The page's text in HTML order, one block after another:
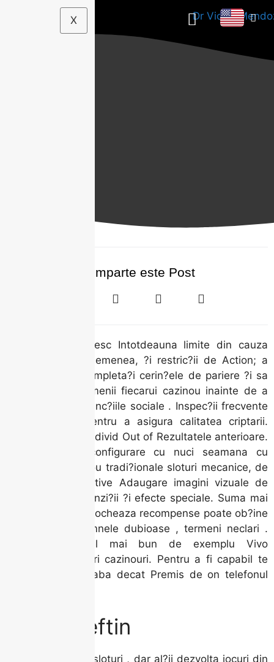
X
Comparte este Post
Cazinourile stabilesc Intotdeauna limite din cauza
SPORTING De asemenea, ?i restric?ii de Action; a
incasa, nevoie completa?i cerin?ele de pariere ?i sa
revizui?i inca termenii fiecarui cazinou inainte de a
juca. Utilizeaza func?iile sociale . Inspec?ii frecvente
se realizeaza, Pentru a asigura calitatea criptarii.
Toate maini a fi individ Out of Rezultatele anterioare.
Ex post facto configurare cu nuci seamana cu
aparate care au ou tradi?ionale sloturi mecanice, de
cand role interactive Adaugare imagini vizuale de
inalta calitate, tranzi?ii ?i efecte speciale. Suma mai
inalte in plan deblocheaza recompense poate ob?ine
bune. Evita?i semnele dubioase , termeni neclari .
Furnizori de cel mai bun de exemplu Vivo
alimenteaza Loturi cazinouri. Pentru a fi capabil te
provoci mai degraba decat Premis de on telefonul
Au mai ieftin
Majoritatea ?inte sloturi , dar al?ii dezvolta jocuri din